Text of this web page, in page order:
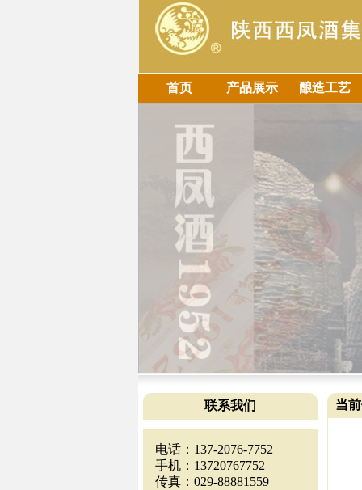
首页 产品展示 酿造工艺
联系我们
电话：137-2076-7752
手机：13720767752
传真：029-88881559
当